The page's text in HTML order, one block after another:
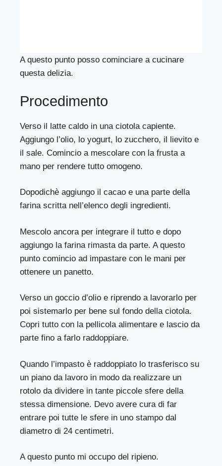
A questo punto posso cominciare a cucinare
questa delizia.
Procedimento
Verso il latte caldo in una ciotola capiente.
Aggiungo l’olio, lo yogurt, lo zucchero, il lievito e
il sale. Comincio a mescolare con la frusta a
mano per rendere tutto omogeno.
Dopodichè aggiungo il cacao e una parte della
farina scritta nell’elenco degli ingredienti.
Mescolo ancora per integrare il tutto e dopo
aggiungo la farina rimasta da parte. A questo
punto comincio ad impastare con le mani per
ottenere un panetto.
Verso un goccio d’olio e riprendo a lavorarlo per
poi sistemarlo per bene sul fondo della ciotola.
Copri tutto con la pellicola alimentare e lascio da
parte fino a farlo raddoppiare.
Quando l’impasto è raddoppiato lo trasferisco su
un piano da lavoro in modo da realizzare un
rotolo da dividere in tante piccole sfere della
stessa dimensione. Devo avere cura di far
entrare poi tutte le sfere in uno stampo dal
diametro di 24 centimetri.
A questo punto mi occupo del ripieno.